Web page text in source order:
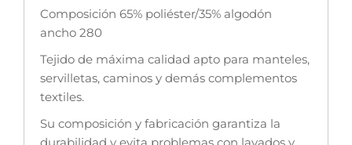
Composición 65% poliéster/35% algodón
ancho 280
Tejido de máxima calidad apto para manteles,
servilletas, caminos y demás complementos
textiles.
Su composición y fabricación garantiza la